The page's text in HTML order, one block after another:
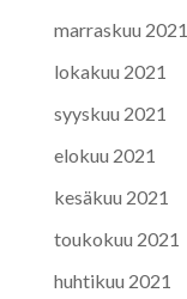
marraskuu 2021
lokakuu 2021
syyskuu 2021
elokuu 2021
kesäkuu 2021
toukokuu 2021
huhtikuu 2021